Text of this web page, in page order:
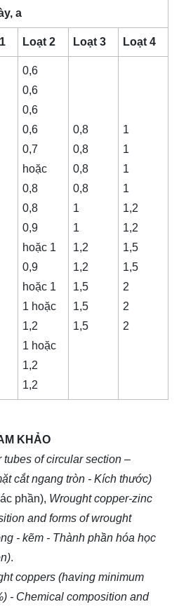
a
Loạt 2 Loạt 3 Loạt 4
0,6
0,6
0,6
0,6
0,7
hoặc
0,8
0,8
0,9
hoặc 1
0,9
hoặc 1
1 hoặc
1,2
1 hoặc
1,2
1,2
0,8
0,8
0,8
0,8
1
1
1,2
1,2
1,5
1,5
1,5
1
1
1
1
1,2
1,2
1,5
1,5
2
2
2
KHẢO
tubes of circular section –
cắt ngang tròn - Kích thước)
phần), Wrought copper-zinc
and forms of wrought
- kẽm - Thành phần hóa học
.
coppers (having minimum
- Chemical composition and